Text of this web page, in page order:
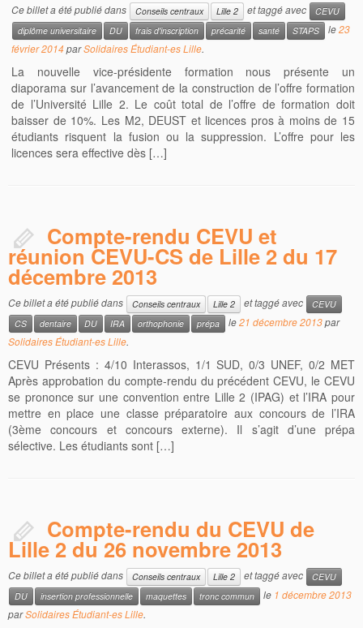
Ce billet a été publié dans Conseils centraux Lille 2 et taggé avec
CEVU
diplôme universitaire
DU frais d'inscription précarité santé STAPS le23
février 2014parSolidaires Étudiant-es Lille.
La nouvelle vice-présidente formation nous présente un
diaporama sur l’avancement de la construction de l’offre formation
de l’Université Lille 2. Le coût total de l’offre de formation doit
baisser de 10%. Les M2, DEUST et licences pros à moins de 15
étudiants risquent la fusion ou la suppression. L’offre pour les
licences sera effective dès […]
Compte-rendu CEVU et
réunion CEVU-CS de Lille 2 du 17
décembre 2013
Ce billet a été publié dans Conseils centraux Lille 2 et taggé avec
CEVU
CS
dentaire DU IRA orthophonie prépa le21 décembre 2013par
Solidaires Étudiant-es Lille.
CEVU Présents : 4/10 Interassos, 1/1 SUD, 0/3 UNEF, 0/2 MET
Après approbation du compte-rendu du précédent CEVU, le CEVU
se prononce sur une convention entre Lille 2 (IPAG) et l’IRA pour
mettre en place une classe préparatoire aux concours de l’IRA
(3ème concours et concours externe). Il s’agit d’une prépa
sélective. Les étudiants sont […]
Compte-rendu du CEVU de
Lille 2 du 26 novembre 2013
Ce billet a été publié dans Conseils centraux Lille 2 et taggé avec
CEVU
DU
insertion professionnelle maquettes tronc commun le 1 décembre 2013
parSolidaires Étudiant-es Lille.